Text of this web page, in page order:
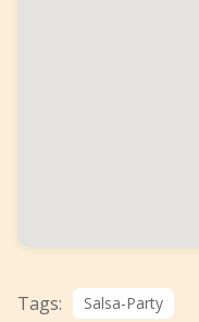
Tags: Salsa-Party